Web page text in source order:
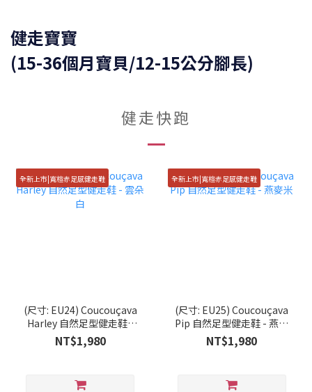
健走寶寶
(15-36個月寶貝/12-15公分腳長)
健走快跑
全新上市|寬楦赤足感健走鞋
(尺寸: EU24) Coucouçava
Harley 自然足型健走鞋 -
雲朵白
NT$1,980
全新上市|寬楦赤足感健走鞋
(尺寸: EU25) Coucouçava
Pip 自然足型健走鞋 - 燕麥
米
NT$1,980